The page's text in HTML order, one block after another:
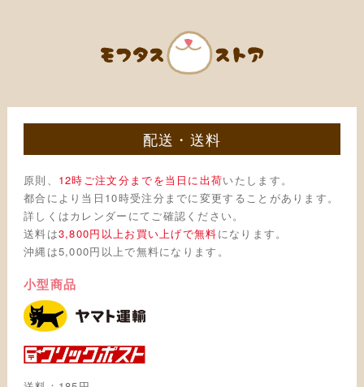
配送・送料
原則、 12時ご注文分までを当日に出荷いたします。
都合により当日10時受注分までに変更することがあります。
詳しくはカレンダーにてご確認ください。
送料は3,800円以上お買い上げで無料になります。
沖縄は5,000円以上で無料になります。
小型商品